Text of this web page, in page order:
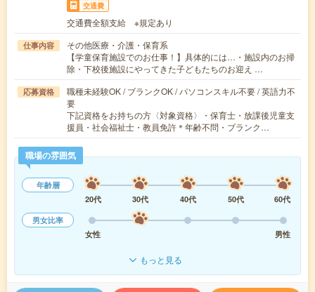
交通費
交通費全額支給 ※規定あり
仕事内容
その他医療・介護・保育系
【学童保育施設でのお仕事！】具体的には…・施設内のお掃
除・下校後施設にやってきた子どもたちのお迎え …
応募資格
職種未経験OK / ブランクOK / パソコンスキル不要 / 英語力不
要
下記資格をお持ちの方〈対象資格〉・保育士・放課後児童支
援員・社会福祉士・教員免許＊年齢不問・ブランク…
職場の雰囲気
年齢層
20代
30代 40代 50代
60代
男女比率
女性
男性
もっと見る